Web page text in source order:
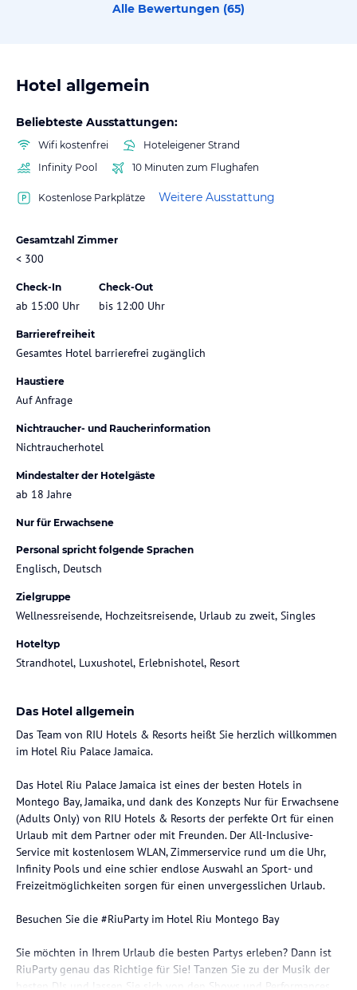
Alle Bewertungen (65)
Hotel allgemein
Beliebteste Ausstattungen:
Wifi kostenfrei
Hoteleigener Strand
Infinity Pool
10 Minuten zum Flughafen
Kostenlose Parkplätze Weitere Ausstattung
Gesamtzahl Zimmer
< 300
Check-In
ab 15:00 Uhr
Check-Out
bis 12:00 Uhr
Barrierefreiheit
Gesamtes Hotel barrierefrei zugänglich
Haustiere
Auf Anfrage
Nichtraucher- und Raucherinformation
Nichtraucherhotel
Mindestalter der Hotelgäste
ab 18 Jahre
Nur für Erwachsene
Personal spricht folgende Sprachen
Englisch, Deutsch
Zielgruppe
Wellnessreisende, Hochzeitsreisende, Urlaub zu zweit, Singles
Hoteltyp
Strandhotel, Luxushotel, Erlebnishotel, Resort
Das Hotel allgemein
Das Team von RIU Hotels & Resorts heißt Sie herzlich willkommen
im Hotel Riu Palace Jamaica.
Das Hotel Riu Palace Jamaica ist eines der besten Hotels in
Montego Bay, Jamaika, und dank des Konzepts Nur für Erwachsene
(Adults Only) von RIU Hotels & Resorts der perfekte Ort für einen
Urlaub mit dem Partner oder mit Freunden. Der All-Inclusive-
Service mit kostenlosem WLAN, Zimmerservice rund um die Uhr,
Infinity Pools und eine schier endlose Auswahl an Sport- und
Freizeitmöglichkeiten sorgen für einen unvergesslichen Urlaub.
Besuchen Sie die #RiuParty im Hotel Riu Montego Bay
Sie möchten in Ihrem Urlaub die besten Partys erleben? Dann ist
RiuParty genau das Richtige für Sie! Tanzen Sie zu der Musik der
besten DJs und lassen Sie sich von den Shows und Performances